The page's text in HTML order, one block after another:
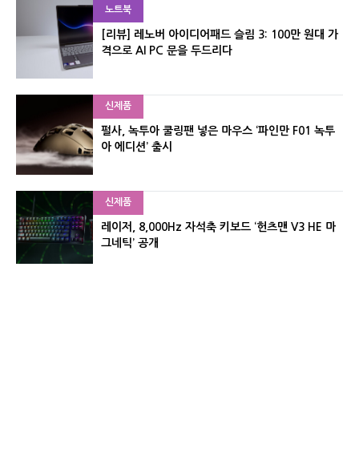
노트북
[리뷰] 레노버 아이디어패드 슬림 3: 100만 원대 가
격으로 AI PC 문을 두드리다
신제품
펄사, 녹투아 쿨링팬 넣은 마우스 ‘파인만 F01 녹투
아 에디션’ 출시
신제품
레이저, 8,000Hz 자석축 키보드 ‘헌츠맨 V3 HE 마
그네틱’ 공개